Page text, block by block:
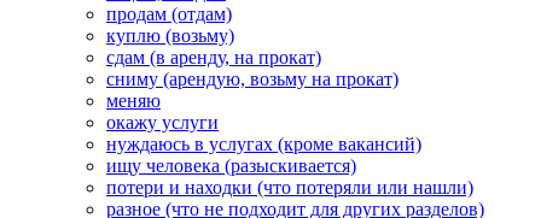
продам (отдам)
куплю (возьму)
сдам (в аренду, на прокат)
сниму (арендую, возьму на прокат)
меняю
окажу услуги
нуждаюсь в услугах (кроме вакансий)
ищу человека (разыскивается)
потери и находки (что потеряли или нашли)
разное (что не подходит для других разделов)